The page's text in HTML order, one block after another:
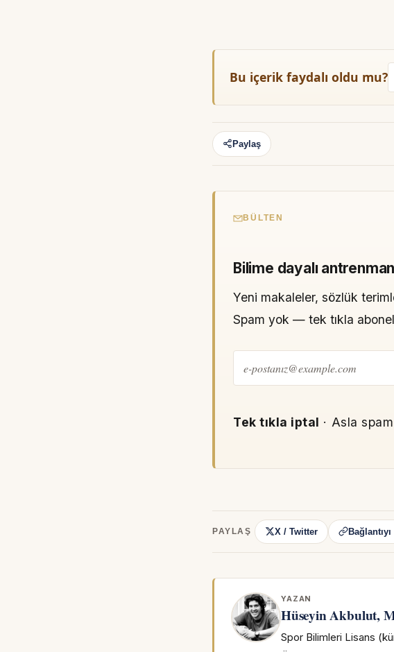
Bu içerik faydalı oldu mu?
Paylaş
BÜLTEN
Bilime dayalı
Yeni makaleler, sözlük
Spam yok — tek tıkla
Tek tıkla iptal · Asla
PAYLAŞ X / Twitter
YAZAN
Hüseyin Akbulut,
Spor Bilimleri Lisans